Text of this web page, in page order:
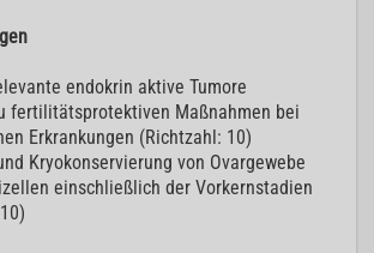
endokrin aktive Tumore
fertilitätsprotektiven Maßnahmen bei
Erkrankungen (Richtzahl: 10)
Kryokonservierung von Ovargewebe
einschließlich der Vorkernstadien